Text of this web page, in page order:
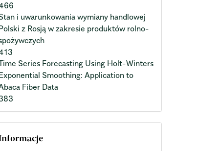
i uwarunkowania wymiany handlowej
z Rosją w zakresie produktów rolno-
Series Forecasting Using Holt-Winters
Smoothing: Application to
Fiber Data